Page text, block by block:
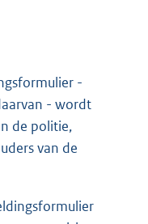
-
- wordt
de politie,
van de